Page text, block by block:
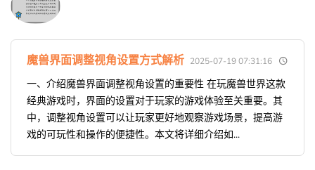
魔兽界面调整视角设置方式解析 2025-07-19 07:31:16
一、介绍魔兽界面调整视角设置的重要性 在玩魔兽世界这款
经典游戏时，界面的设置对于玩家的游戏体验至关重要。其
中，调整视角设置可以让玩家更好地观察游戏场景，提高游
戏的可玩性和操作的便捷性。本文将详细介绍如...